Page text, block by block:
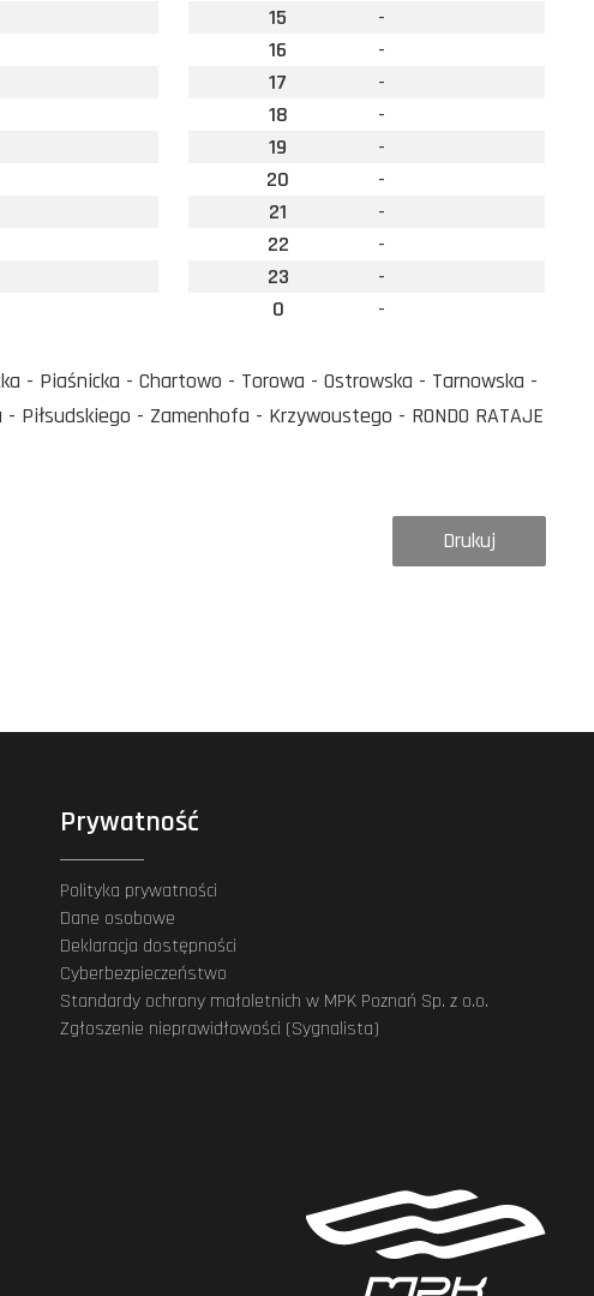
15
-
16
-
17
-
18
-
19
-
20
-
21
-
22
-
23
-
0
-
- Piaśnicka - Chartowo - Torowa - Ostrowska - Tarnowska -
- Zamenhofa - Krzywoustego - RONDO RATAJE
Drukuj
Prywatność
Polityka prywatności
Dane osobowe
Deklaracja dostępności
Cyberbezpieczeństwo
Standardy ochrony małoletnich w MPK Poznań Sp. z o.o.
Zgłoszenie nieprawidłowości (Sygnalista)